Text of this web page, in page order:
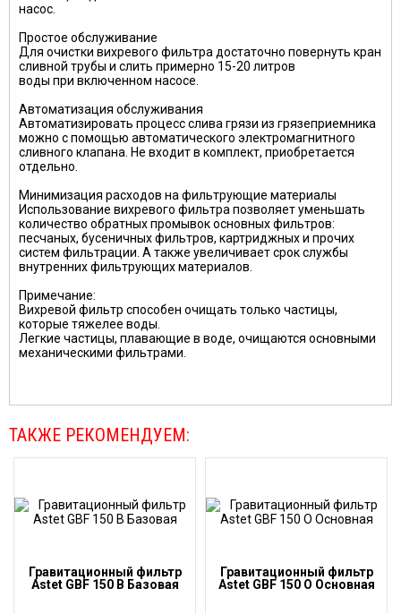
насос.
Простое обслуживание
Для очистки вихревого фильтра достаточно повернуть кран
сливной трубы и слить примерно 15-20 литров
воды при включенном насосе.
Автоматизация обслуживания
Автоматизировать процесс слива грязи из грязеприемника
можно с помощью автоматического электромагнитного
сливного клапана. Не входит в комплект, приобретается
отдельно.
Минимизация расходов на фильтрующие материалы
Использование вихревого фильтра позволяет уменьшать
количество обратных промывок основных фильтров:
песчаных, бусеничных фильтров, картриджных и прочих
систем фильтрации. А также увеличивает срок службы
внутренних фильтрующих материалов.
Примечание:
Вихревой фильтр способен очищать только частицы,
которые тяжелее воды.
Легкие частицы, плавающие в воде, очищаются основными
механическими фильтрами.
ТАКЖЕ РЕКОМЕНДУЕМ:
Гравитационный фильтр
Astet GBF 150 B Базовая
Гравитационный фильтр
Astet GBF 150 O Основная